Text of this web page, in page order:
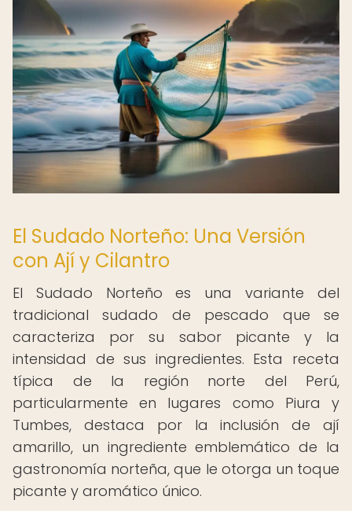
El Sudado Norteño: Una Versión
con Ají y Cilantro
El Sudado Norteño es una variante del
tradicional sudado de pescado que se
caracteriza por su sabor picante y la
intensidad de sus ingredientes. Esta receta
típica de la región norte del Perú,
particularmente en lugares como Piura y
Tumbes, destaca por la inclusión de ají
amarillo, un ingrediente emblemático de la
gastronomía norteña, que le otorga un toque
picante y aromático único.